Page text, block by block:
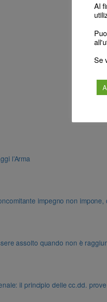
l’Arma
impegno non
assolto quando non è
il principio delle cc.dd.
Al
Se